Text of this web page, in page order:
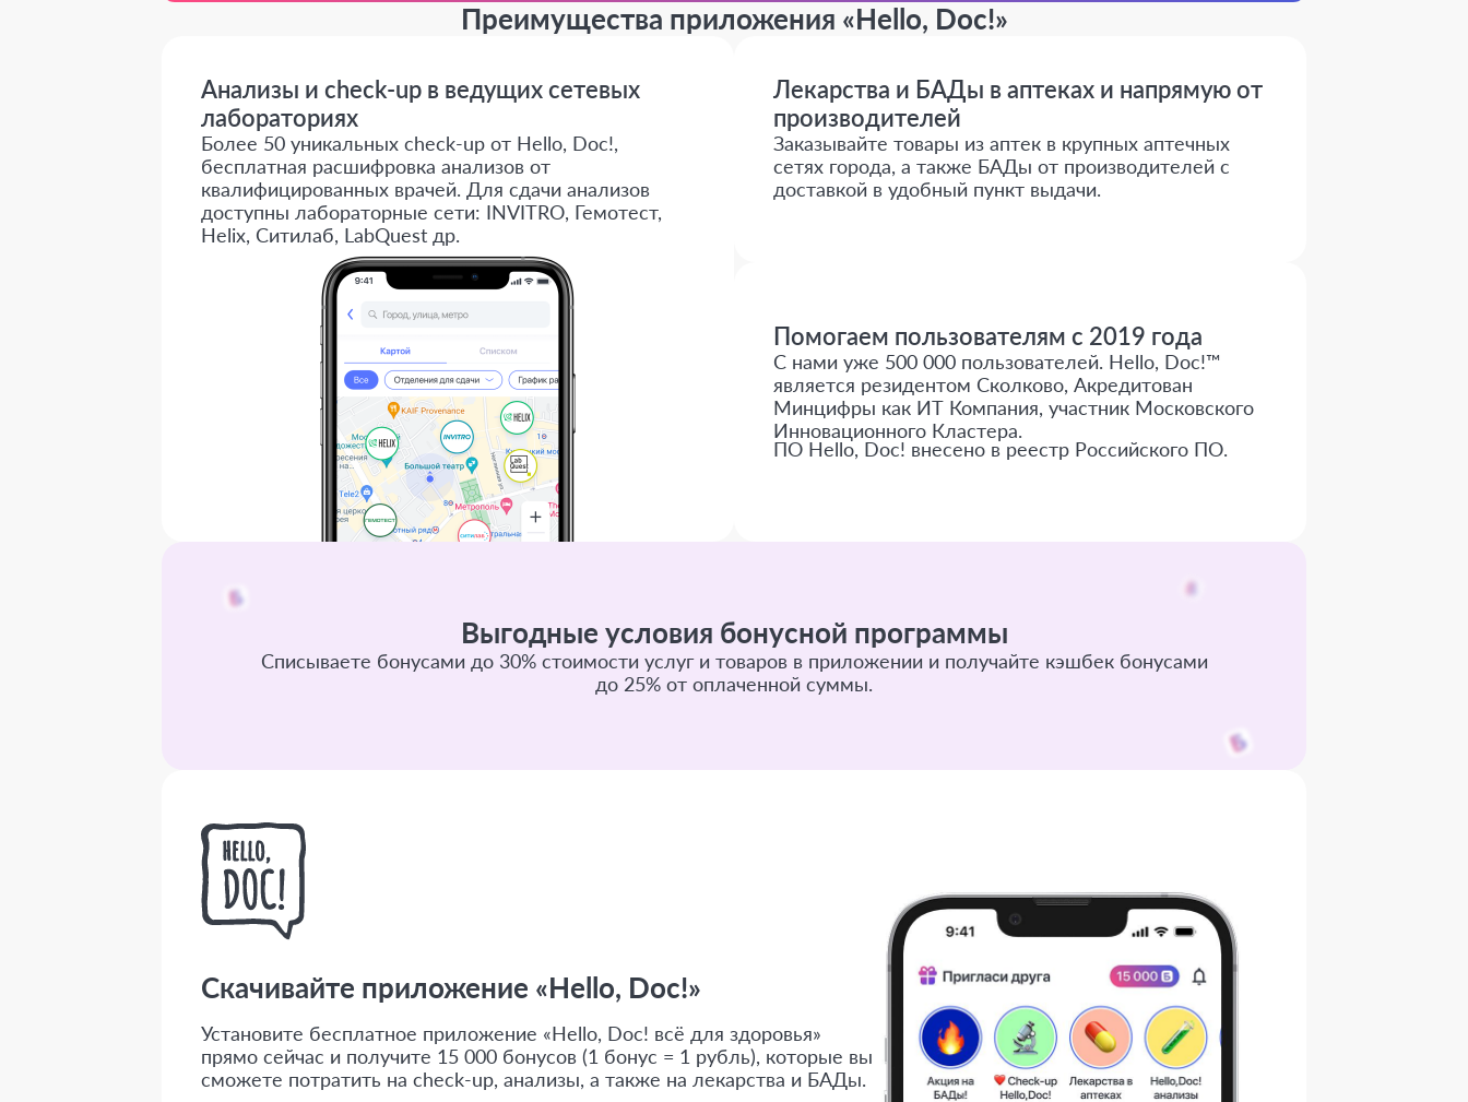
Преимущества приложения «Hello, Doc!»
Анализы и check-up в ведущих сетевых
лабораториях
Более 50 уникальных check-up от Hello, Doc!,
бесплатная расшифровка анализов от
квалифицированных врачей. Для сдачи анализов
доступны лабораторные сети: INVITRO, Гемотест,
Helix, Ситилаб, LabQuest др.
Лекарства и БАДы в аптеках и напрямую от
производителей
Заказывайте товары из аптек в крупных аптечных
сетях города, а также БАДы от производителей с
доставкой в удобный пункт выдачи.
Помогаем пользователям с 2019 года
С нами уже 500 000 пользователей. Hello, Doc!™
является резидентом Сколково, Акредитован
Минцифры как ИТ Компания, участник Московского
Инновационного Кластера.
ПО Hello, Doc! внесено в реестр Российского ПО.
Выгодные условия бонусной программы
Списываете бонусами до 30% стоимости услуг и товаров в приложении и получайте кэшбек бонусами
до 25% от оплаченной суммы.
Скачивайте приложение «Hello, Doc!»
Установите бесплатное приложение «Hello, Doc! всё для здоровья»
прямо сейчас и получите 15 000 бонусов (1 бонус = 1 рубль), которые вы
сможете потратить на check-up, анализы, а также на лекарства и БАДы.